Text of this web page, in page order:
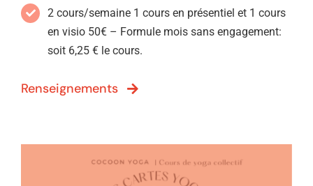
2 cours/semaine 1 cours en présentiel et 1 cours
en visio 50€ – Formule mois sans engagement:
soit 6,25 € le cours.
Renseignements